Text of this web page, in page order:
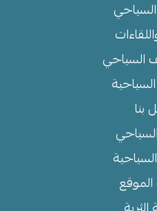
السياحي
بنا